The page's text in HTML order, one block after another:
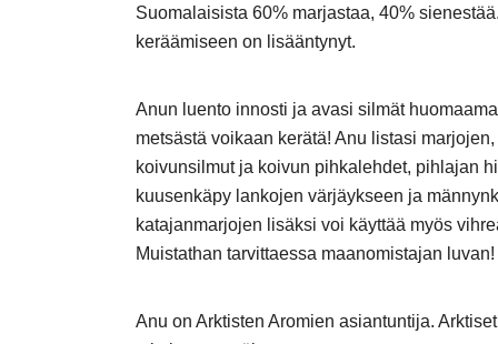
Suomalaisista 60% marjastaa, 40%
keräämiseen on lisääntynyt.
Anun luento innosti ja avasi silmät
metsästä voikaan kerätä! Anu listasi
koivunsilmut ja koivun pihkalehdet, pihlajan
kuusenkäpy lankojen värjäykseen ja
katajanmarjojen lisäksi voi käyttää myös
Muistathan tarvittaessa maanomistajan luvan!
Anu on Arktisten Aromien asiantuntija.